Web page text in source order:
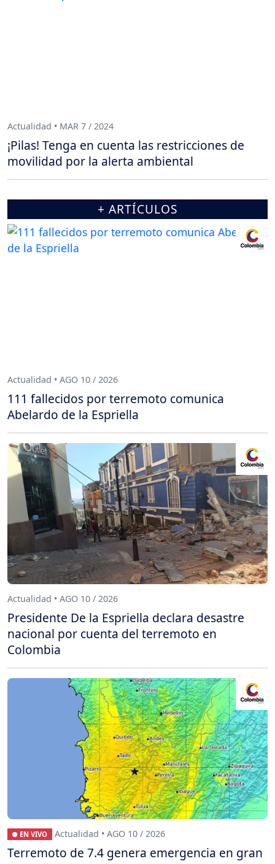
Actualidad • MAR 7 / 2024
¡Pilas! Tenga en cuenta las restricciones de
movilidad por la alerta ambiental
+ ARTÍCULOS
Actualidad • AGO 10 / 2026
111 fallecidos por terremoto comunica
Abelardo de la Espriella
Actualidad • AGO 10 / 2026
Presidente De la Espriella declara desastre
nacional por cuenta del terremoto en
Colombia
● EN VIVO Actualidad • AGO 10 / 2026
Terremoto de 7.4 genera emergencia en gran